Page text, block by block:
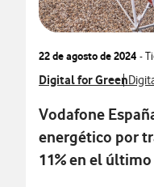
22 de agosto de 2024 -
Ver más notas de
Digital for GreenVer
Vodafone
energético por
11% en el